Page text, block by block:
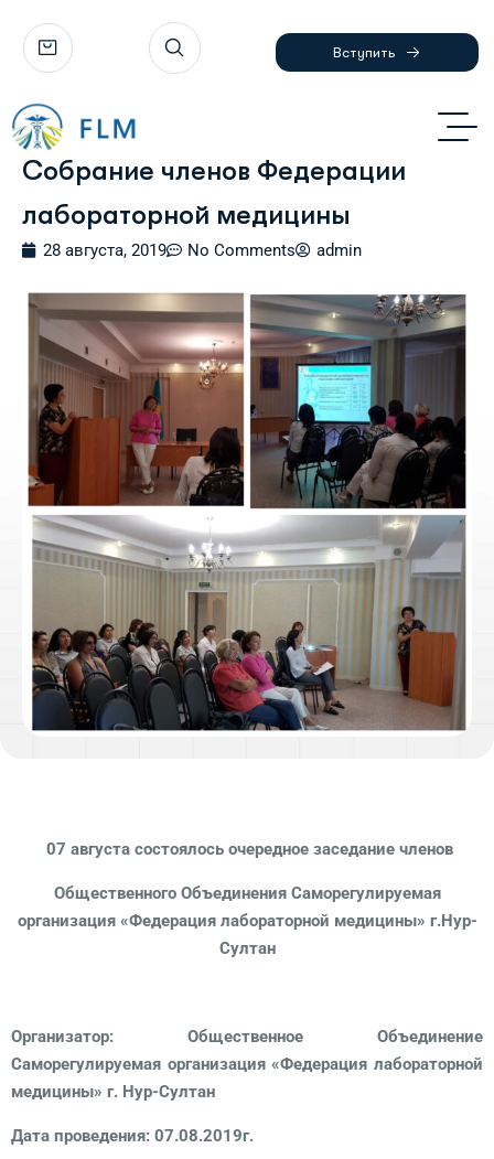
Вступить
Cобрание членов Федерации
лабораторной медицины
28 августа, 2019 No Comments admin
07 августа состоялось очередное заседание членов
Общественного Объединения Саморегулируемая
организация «Федерация лабораторной медицины» г.Нур-
Султан
Организатор: Общественное Объединение
Саморегулируемая организация «Федерация лабораторной
медицины» г. Нур-Султан
Дата проведения: 07.08.2019г.